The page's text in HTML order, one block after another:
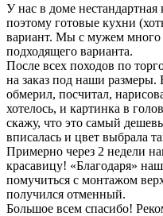
У нас в доме нестандартная
поэтому готовые кухни
вариант. Мы с мужем
подходящего варианта.
После всех походов по
на заказ под наши
обмерил, посчитал,
хотелось, и картинка в
скажу, что это самый
вписалась и цвет выбрала
Примерно через 2 недели
красавицу! «Благодаря»
помучиться с монтажом
получился отменный.
Большое всем спасибо!